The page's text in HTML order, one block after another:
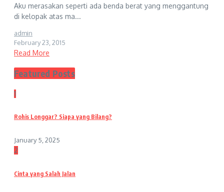
Aku merasakan seperti ada benda berat yang menggantung
di kelopak atas ma...
admin
February 23, 2015
Read More
Featured Posts
1
Rohis Longgar? Siapa yang Bilang?
January 5, 2025
2
Cinta yang Salah Jalan